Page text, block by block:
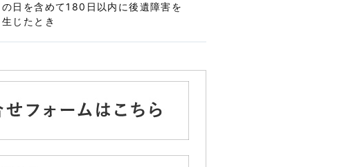
の日を含めて180日以内に後遺障害を
生じたとき